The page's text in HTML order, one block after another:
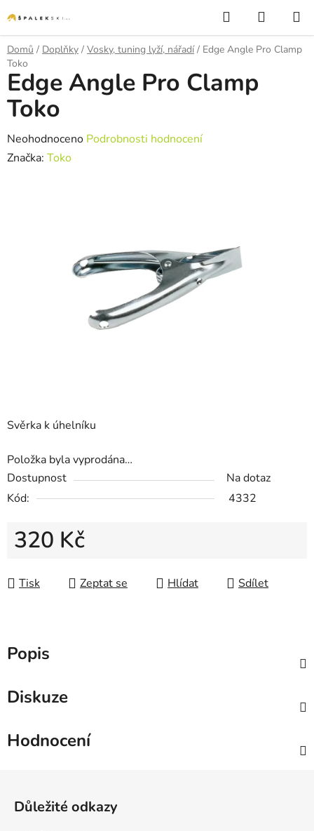
Hledat
Domů / Doplňky / Vosky, tuning lyží, nářadí / Edge Angle Pro Clamp
Toko
Svěrka k úhelníku
Položka byla vyprodána…
Dostupnost
Na dotaz
Kód:
4332
320 Kč
Tisk
Zeptat se Hlídat Sdílet
Edge Angle Pro Clamp
Toko
Průměrné hodnocení produktu je 0,0 z 5 hvězdiček.
Neohodnoceno Podrobnosti hodnocení
Značka: Toko
Popis
Diskuze
Hodnocení
Důležité odkazy